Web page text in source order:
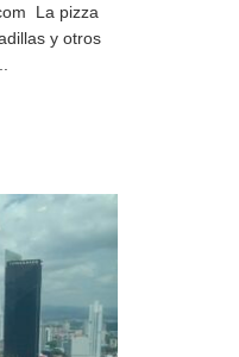
La pizza
y otros